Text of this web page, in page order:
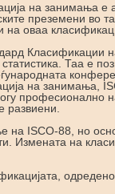
на занимања е
преземени во
оваа
Таа е
на занимања,
професионално
развиени.
ISCO-88, но
Измената на